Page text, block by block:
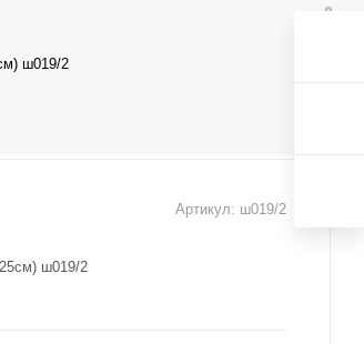
ш019/2
Артикул: ш019/2
ш019/2